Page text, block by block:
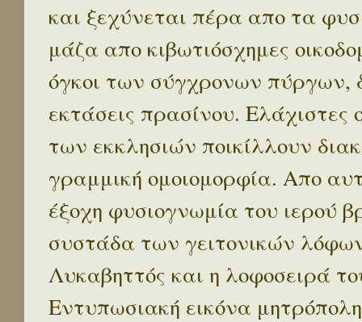
και ξεχύνεται πέρα απο τα
μάζα απο κιβωτιόσχημες
όγκοι των σύγχρονων πύργων,
εκτάσεις πρασίνου.
των εκκλησιών ποικίλλουν
γραμμική ομοιομορφία. Απο
έξοχη φυσιογνωμία του ιερού
συστάδα των γειτονικών
Λυκαβηττός και η λοφοσειρά
Εντυπωσιακή εικόνα